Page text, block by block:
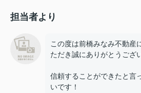
担当者より
この度は前橋みなみ不動産
ただき誠にありがとうござ
信頼することができたと言
いです！